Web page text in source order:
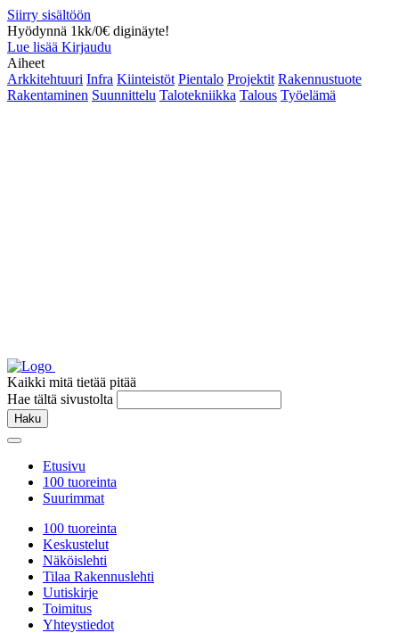
Siirry sisältöön
Hyödynnä 1kk/0€ diginäyte!
Lue lisää Kirjaudu
Aiheet
Arkkitehtuuri Infra Kiinteistöt Pientalo Projektit Rakennustuote
Rakentaminen Suunnittelu Talotekniikka Talous Työelämä
Kaikki mitä tietää pitää
Hae tältä sivustolta
Haku
Etusivu
100 tuoreinta
Suurimmat
100 tuoreinta
Keskustelut
Näköislehti
Tilaa Rakennuslehti
Uutiskirje
Toimitus
Yhteystiedot